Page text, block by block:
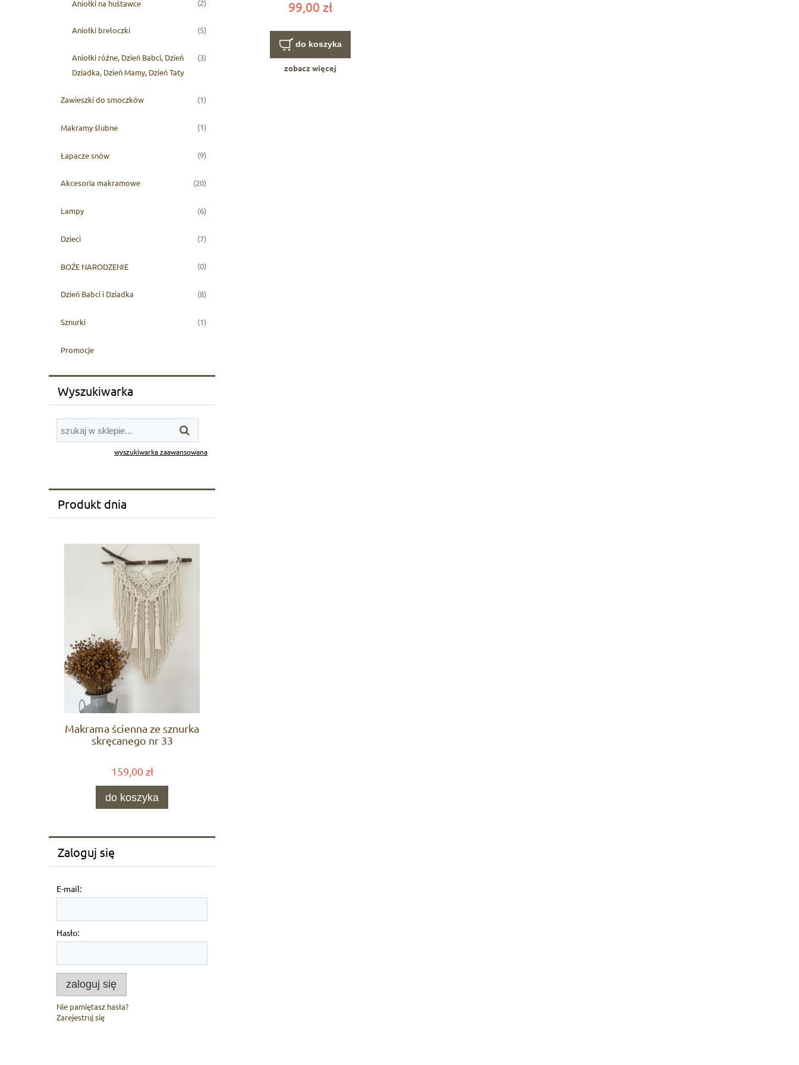
Aniołki na huśtawce (2)
Aniołki breloczki (5)
Aniołki różne, Dzień Babci, Dzień
Dziadka, Dzień Mamy, Dzień Taty
(3)
Zawieszki do smoczków (1)
Makramy ślubne (1)
Łapacze snów (9)
Akcesoria makramowe (20)
Lampy (6)
Dzieci (7)
BOŻE NARODZENIE (0)
Dzień Babci i Dziadka (8)
Sznurki (1)
Promocje
Wyszukiwarka
wyszukiwarka zaawansowana
Produkt dnia
Makrama ścienna ze sznurka
skręcanego nr 33
159,00 zł
do koszyka
Zaloguj się
E-mail:
Hasło:
zaloguj się
Nie pamiętasz hasła?
Zarejestruj się
99,00 zł
do koszyka
zobacz więcej